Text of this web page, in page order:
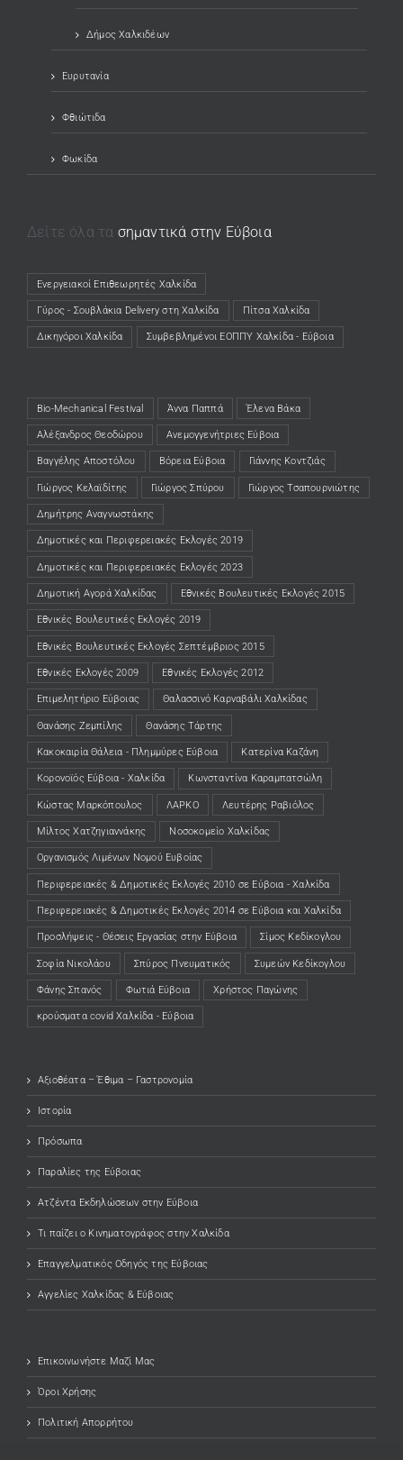
Δήμος Χαλκιδέων
Ευρυτανία
Φθιώτιδα
Φωκίδα
Δείτε όλα τα σημαντικά στην Εύβοια
Ενεργειακοί Επιθεωρητές Χαλκίδα
(opens in a new tab)
Γύρος - Σουβλάκια Delivery στη Χαλκίδα
(opens in a new tab) Πίτσα Χαλκίδα
(opens in a new tab)
Δικηγόροι Χαλκίδα
(opens in a new tab) Συμβεβλημένοι ΕΟΠΠΥ Χαλκίδα - Εύβοια
(opens in a new tab)
Bio-Mechanical Festival Άννα Παππά Έλενα Βάκα
Αλέξανδρος Θεοδώρου Ανεμογγενήτριες Εύβοια
Βαγγέλης Αποστόλου Βόρεια Εύβοια Γιάννης Κοντζιάς
Γιώργος Κελαϊδίτης Γιώργος Σπύρου Γιώργος Τσαπουρνιώτης
Δημήτρης Αναγνωστάκης
Δημοτικές και Περιφερειακές Εκλογές 2019
Δημοτικές και Περιφερειακές Εκλογές 2023
Δημοτική Αγορά Χαλκίδας Εθνικές Βουλευτικές Εκλογές 2015
Εθνικές Βουλευτικές Εκλογές 2019
Εθνικές Βουλευτικές Εκλογές Σεπτέμβριος 2015
Εθνικές Εκλογές 2009 Εθνικές Εκλογές 2012
Επιμελητήριο Εύβοιας Θαλασσινό Καρναβάλι Χαλκίδας
Θανάσης Ζεμπίλης Θανάσης Τάρτης
Κακοκαιρία Θάλεια - Πλημμύρες Εύβοια Κατερίνα Καζάνη
Κορονοϊός Εύβοια - Χαλκίδα Κωνσταντίνα Καραμπατσώλη
Κώστας Μαρκόπουλος ΛΑΡΚΟ Λευτέρης Ραβιόλος
Μίλτος Χατζηγιαννάκης Νοσοκομείο Χαλκίδας
Οργανισμός Λιμένων Νομού Ευβοίας
Περιφερειακές & Δημοτικές Εκλογές 2010 σε Εύβοια - Χαλκίδα
Περιφερειακές & Δημοτικές Εκλογές 2014 σε Εύβοια και Χαλκίδα
Προσλήψεις - Θέσεις Εργασίας στην Εύβοια Σίμος Κεδίκογλου
Σοφία Νικολάου Σπύρος Πνευματικός Συμεών Κεδίκογλου
Φάνης Σπανός Φωτιά Εύβοια Χρήστος Παγώνης
κρούσματα covid Χαλκίδα - Εύβοια
Αξιοθέατα – Έθιμα – Γαστρονομία
Ιστορία
Πρόσωπα
Παραλίες της Εύβοιας
Ατζέντα Εκδηλώσεων στην Εύβοια
Τι παίζει ο Κινηματογράφος στην Χαλκίδα
Επαγγελματικός Οδηγός της Εύβοιας
Αγγελίες Χαλκίδας & Εύβοιας
Επικοινωνήστε Μαζί Μας
Όροι Χρήσης
Πολιτική Απορρήτου